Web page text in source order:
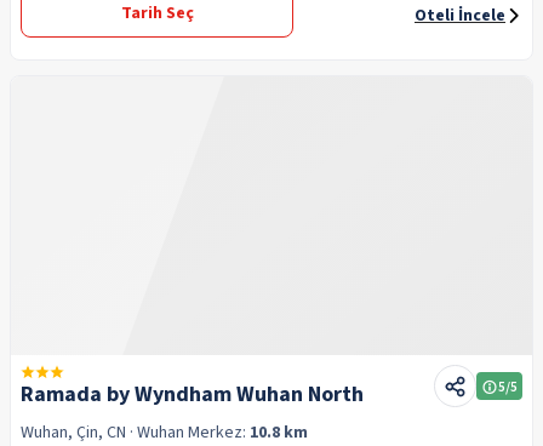
Tarih Seç
Oteli İncele
Ramada by Wyndham Wuhan North 5/5
Wuhan, Çin, CN · Wuhan Merkez: 10.8 km